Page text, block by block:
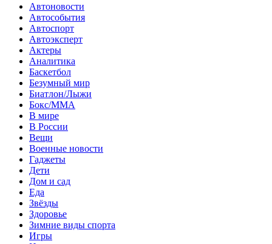
Автоновости
Автособытия
Автоспорт
Автоэксперт
Актеры
Аналитика
Баскетбол
Безумный мир
Биатлон/Лыжи
Бокс/MMA
В мире
В России
Вещи
Военные новости
Гаджеты
Дети
Дом и сад
Еда
Звёзды
Здоровье
Зимние виды спорта
Игры